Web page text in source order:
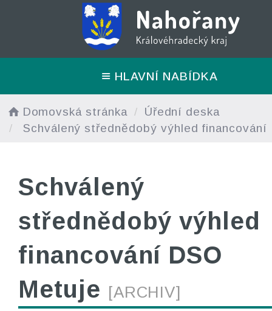
HLAVNÍ NABÍDKA
Domovská stránka
Úřední deska
Schválený střednědobý výhled financování
Schválený
střednědobý výhled
financování DSO
Metuje [ARCHIV]